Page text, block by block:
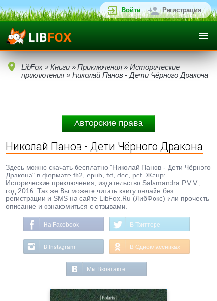
Войти Регистрация
LibFox » Книги » Приключения » Исторические
приключения » Николай Панов - Дети Чёрного Дракона
Авторские права
Николай Панов - Дети Чёрного Дракона
Здесь можно скачать бесплатно "Николай Панов - Дети Чёрного
Дракона" в формате fb2, epub, txt, doc, pdf. Жанр:
Исторические приключения, издательство Salamandra P.V.V.,
год 2016. Так же Вы можете читать книгу онлайн без
регистрации и SMS на сайте LibFox.Ru (ЛибФокс) или прочесть
описание и ознакомиться с отзывами.
На Facebook В Твиттере
В Instagram В Одноклассниках
Мы Вконтакте